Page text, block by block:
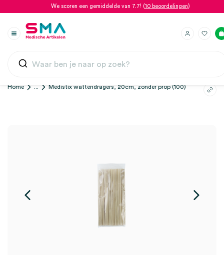
We scoren een gemiddelde van 7.7! (10 beoordelingen)
Home ... Medistix wattendragers, 20cm, zonder prop (100)